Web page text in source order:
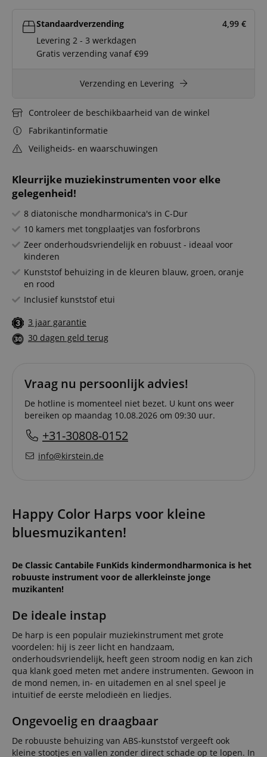
Kleurrijke muziekinstrumenten voor elke
gelegenheid!
8 diatonische mondharmonica's in C-Dur
10 kamers met tongplaatjes van fosforbrons
Zeer onderhoudsvriendelijk en robuust - ideaal voor
kinderen
Kunststof behuizing in de kleuren blauw, groen, oranje
en rood
Inclusief kunststof etui
3 jaar garantie
30 dagen geld terug
Standaardverzending 4,99 €
Levering 2 - 3 werkdagen
Gratis verzending vanaf €99
Verzending en Levering
Controleer de beschikbaarheid van de winkel
Fabrikantinformatie
Veiligheids- en waarschuwingen
Vraag nu persoonlijk advies!
De hotline is momenteel niet bezet. U kunt ons weer
bereiken op maandag 10.08.2026 om 09:30 uur.
+31-30808-0152
info@kirstein.de
Happy Color Harps voor kleine
bluesmuzikanten!
De Classic Cantabile FunKids kindermondharmonica is het
robuuste instrument voor de allerkleinste jonge
muzikanten!
De ideale instap
De harp is een populair muziekinstrument met grote
voordelen: hij is zeer licht en handzaam,
onderhoudsvriendelijk, heeft geen stroom nodig en kan zich
qua klank goed meten met andere instrumenten. Gewoon in
de mond nemen, in- en uitademen en al snel speel je
intuïtief de eerste melodieën en liedjes.
Ongevoelig en draagbaar
De robuuste behuizing van ABS-kunststof vergeeft ook
kleine stootjes en vallen zonder direct schade op te lopen. In